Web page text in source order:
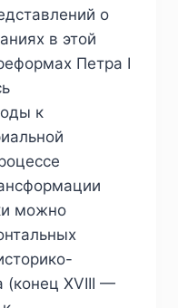
о
в этой
Петра I
к
можно
(конец XVIII —